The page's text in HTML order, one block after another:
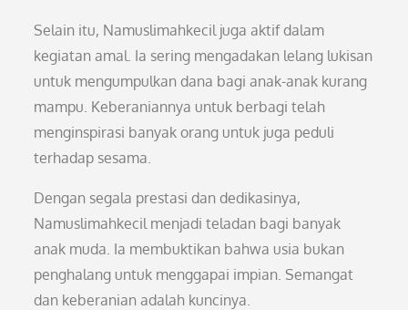
Selain itu, Namuslimahkecil juga aktif dalam
kegiatan amal. Ia sering mengadakan lelang lukisan
untuk mengumpulkan dana bagi anak-anak kurang
mampu. Keberaniannya untuk berbagi telah
menginspirasi banyak orang untuk juga peduli
terhadap sesama.
Dengan segala prestasi dan dedikasinya,
Namuslimahkecil menjadi teladan bagi banyak
anak muda. Ia membuktikan bahwa usia bukan
penghalang untuk menggapai impian. Semangat
dan keberanian adalah kuncinya.